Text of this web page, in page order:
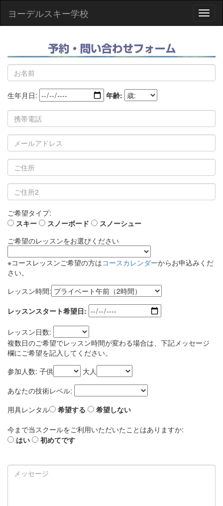
ヨーデルスキー学校
生年月日: 年齢:
ご希望タイプ:
スキー
スノーボード
スノーシュー
ご希望のレッスンをお選びください
※コースレッスンご希望の方はコースカレンダーからお申込みくだ
さい。
レッスン時間:
レッスンスタート希望日:
レッスン日数:
複数日のご希望でレッスン時間が変わる場合は、下記メッセージ
欄にご希望を記入してください。
参加人数: 子供
大人
あなたの技術レベル:
用具レンタル
希望する
希望しない
今まで当スクールをご利用いただいたことはありますか:
はい
初めてです